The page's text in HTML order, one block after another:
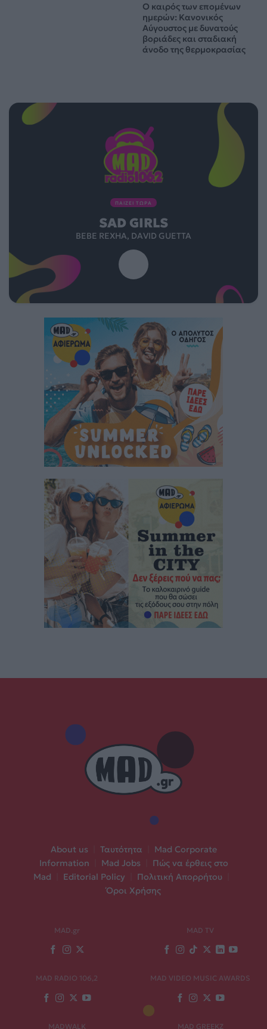
Ο καιρός των επομένων
ημερών: Κανονικός
Αύγουστος με δυνατούς
βοριάδες και σταδιακή
άνοδο της θερμοκρασίας
ΠΑΙΖΕΙ ΤΩΡΑ
SAD GIRLS
BEBE REXHA, DAVID GUETTA
About us Ταυτότητα
Mad Corporate
Information
Mad Jobs
Πώς να έρθεις στο
Mad
Editorial Policy Πολιτική Απορρήτου
Όροι Χρήσης
MAD.gr MAD TV
MAD RADIO 106,2 MAD VIDEO MUSIC AWARDS
MADWALK MAD GREEKZ